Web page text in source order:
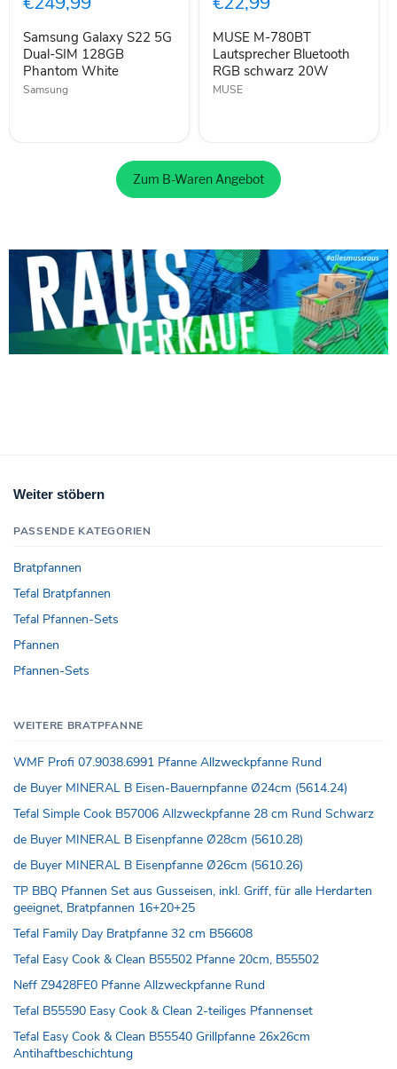
Dual-
128GB
Phantom
White
Samsung Galaxy S22 5G
Dual-SIM 128GB
Phantom White
Samsung
Bluetooth
schwarz
20W
MUSE M-780BT
Lautsprecher Bluetooth
RGB schwarz 20W
MUSE
Zum B-Waren Angebot
Weiter stöbern
PASSENDE KATEGORIEN
Bratpfannen
Tefal Bratpfannen
Tefal Pfannen-Sets
Pfannen
Pfannen-Sets
WEITERE BRATPFANNE
WMF Profi 07.9038.6991 Pfanne Allzweckpfanne Rund
de Buyer MINERAL B Eisen-Bauernpfanne Ø24cm (5614.24)
Tefal Simple Cook B57006 Allzweckpfanne 28 cm Rund Schwarz
de Buyer MINERAL B Eisenpfanne Ø28cm (5610.28)
de Buyer MINERAL B Eisenpfanne Ø26cm (5610.26)
TP BBQ Pfannen Set aus Gusseisen, inkl. Griff, für alle Herdarten
geeignet, Bratpfannen 16+20+25
Tefal Family Day Bratpfanne 32 cm B56608
Tefal Easy Cook & Clean B55502 Pfanne 20cm, B55502
Neff Z9428FE0 Pfanne Allzweckpfanne Rund
Tefal B55590 Easy Cook & Clean 2-teiliges Pfannenset
Tefal Easy Cook & Clean B55540 Grillpfanne 26x26cm
Antihaftbeschichtung